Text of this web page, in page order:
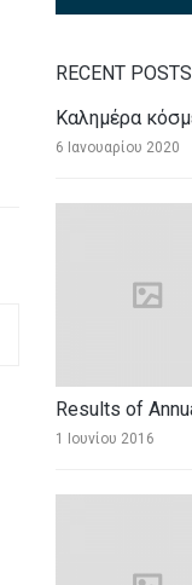
RECENT POSTS
Καλημέρα
6 Ιανουαρίου 2020
Results of
1 Ιουνίου 2016